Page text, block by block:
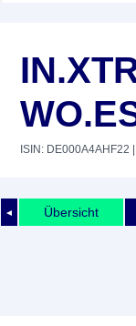
ISIN: DE000A4AHF22
◄ Übersicht